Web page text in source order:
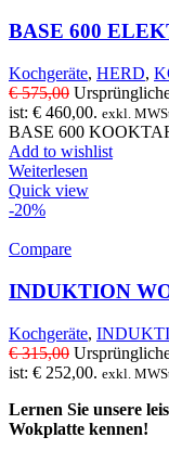
BASE 600
Kochgeräte, HERD,
€575,00
ist: € 460,00. exkl.
BASE 600
Add to wishlist
Weiterlesen
Quick view
-20%
Compare
INDUKTION
Kochgeräte,
€315,00
ist: € 252,00. exkl.
Lernen Sie unsere
Wokplatte kennen!